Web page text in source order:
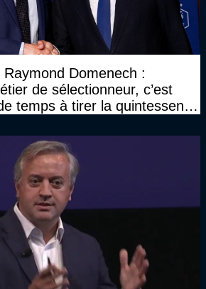
Domenech :
de sélectionneur, c’est
temps à tirer la quintessence